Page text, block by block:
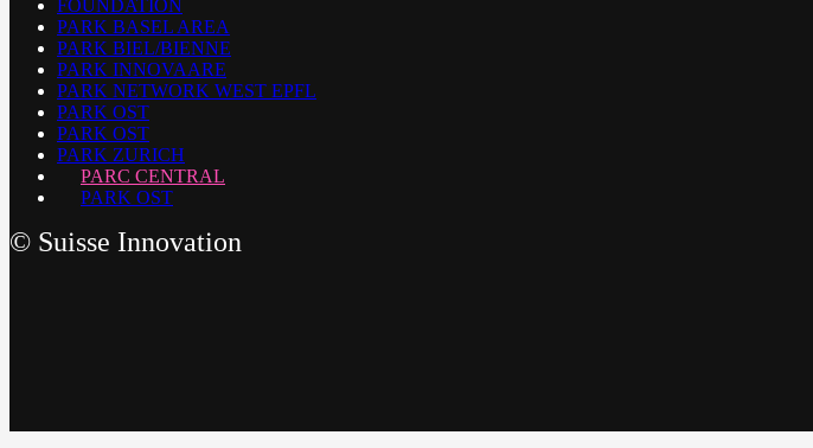
FOUNDATION
PARK BASEL AREA
PARK BIEL/BIENNE
PARK INNOVAARE
PARK NETWORK WEST EPFL
PARK OST
PARK OST
PARK ZURICH
PARC CENTRAL
PARK OST
© Suisse Innovation